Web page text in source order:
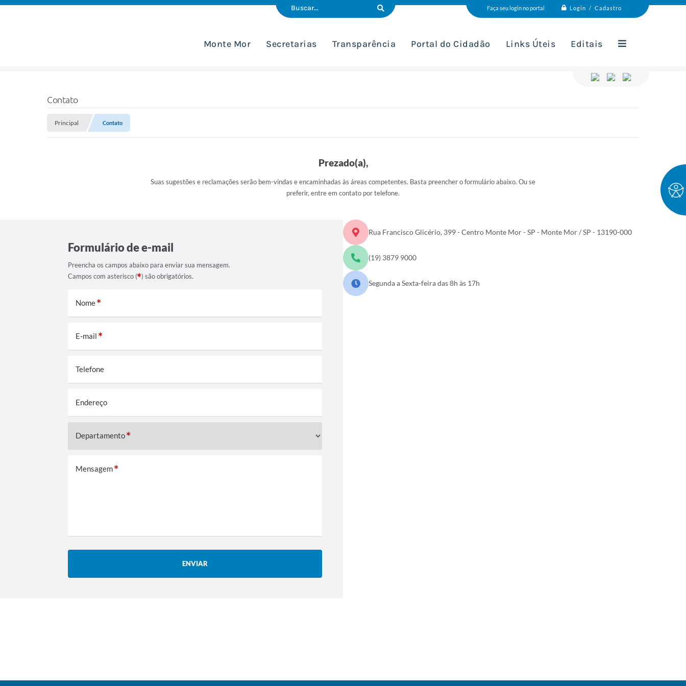
Faça seu login no portal Login / Cadastro
Monte Mor Secretarias Transparência Portal do Cidadão Links Úteis Editais
Contato
Principal Contato
Prezado(a),
Suas sugestões e reclamações serão bem-vindas e encaminhadas às áreas competentes. Basta preencher o formulário abaixo. Ou se
preferir, entre em contato por telefone.
Formulário de e-mail
Preencha os campos abaixo para enviar sua mensagem.
Campos com asterisco ( ) são obrigatórios.
Nome
E-mail
Telefone
Endereço
Departamento
Mensagem
ENVIAR
Rua Francisco Glicério, 399 - Centro Monte Mor - SP - Monte Mor / SP - 13190-000
(19) 3879 9000
Segunda a Sexta-feira das 8h às 17h